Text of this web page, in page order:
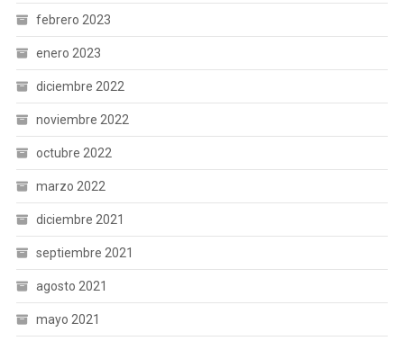
febrero 2023
enero 2023
diciembre 2022
noviembre 2022
octubre 2022
marzo 2022
diciembre 2021
septiembre 2021
agosto 2021
mayo 2021